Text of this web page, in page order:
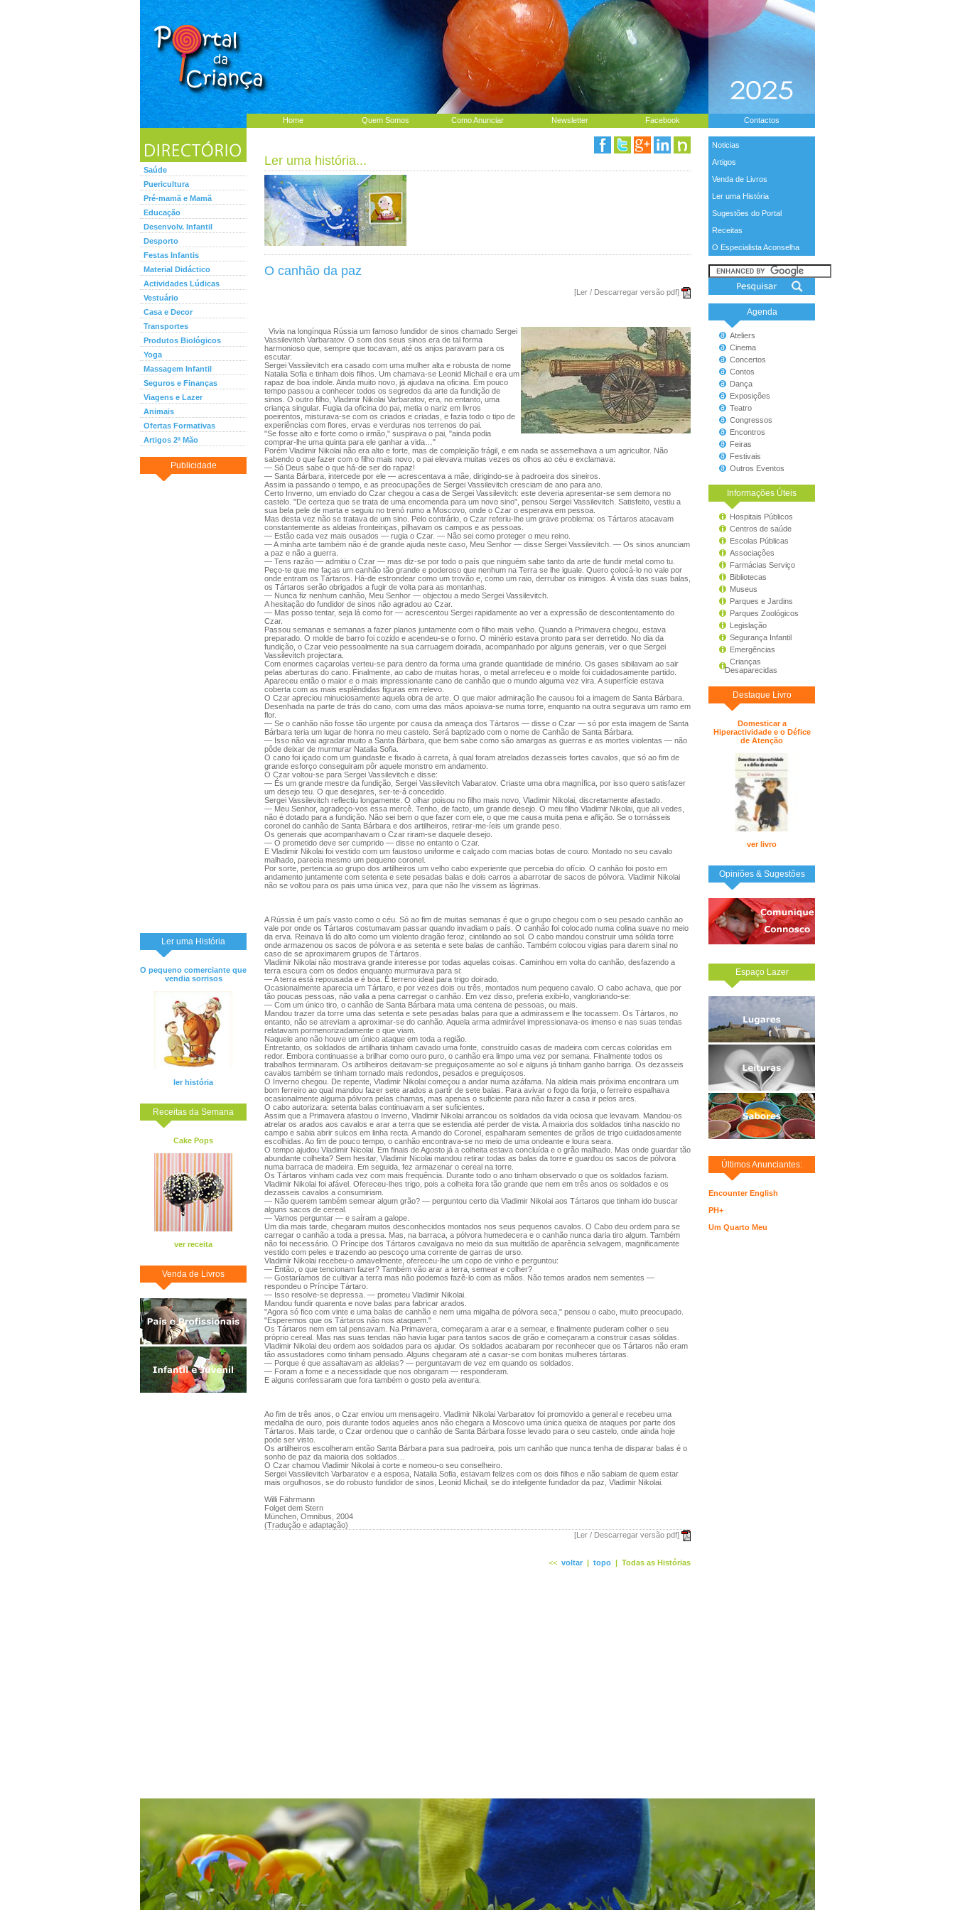
Home Quem Somos Como Anunciar Newsletter Facebook Contactos
Saúde
Puericultura
Pré-mamã e Mamã
Educação
Desenvolv. Infantil
Desporto
Festas Infantis
Material Didáctico
Actividades Lúdicas
Vestuário
Casa e Decor
Transportes
Produtos Biológicos
Yoga
Massagem Infantil
Seguros e Finanças
Viagens e Lazer
Animais
Ofertas Formativas
Artigos 2ª Mão
Publicidade
Ler uma História
O pequeno comerciante que
vendia sorrisos
ler história
Receitas da Semana
Cake Pops
ver receita
Venda de Livros
Noticias
Artigos
Venda de Livros
Ler uma História
Sugestões do Portal
Receitas
O Especialista Aconselha
Agenda
Ateliers
Cinema
Concertos
Contos
Dança
Exposições
Teatro
Congressos
Encontros
Feiras
Festivais
Outros Eventos
Informações Úteis
Hospitais Públicos
Centros de saúde
Escolas Públicas
Associações
Farmácias Serviço
Bibliotecas
Museus
Parques e Jardins
Parques Zoológicos
Legislação
Segurança Infantil
Emergências
Crianças
Desaparecidas
Destaque Livro
Domesticar a
Hiperactividade e o Défice
de Atenção
ver livro
Opiniões & Sugestões
Espaço Lazer
Últimos Anunciantes:
Encounter English
PH+
Um Quarto Meu
Ler uma história...
O canhão da paz
[Ler / Descarregar versão pdf]
Vivia na longínqua Rússia um famoso fundidor de sinos chamado Sergei
Vassilevitch Varbaratov. O som dos seus sinos era de tal forma
harmonioso que, sempre que tocavam, até os anjos paravam para os
escutar.
Sergei Vassilevitch era casado com uma mulher alta e robusta de nome
Natalia Sofia e tinham dois filhos. Um chamava-se Leonid Michail e era um
rapaz de boa índole. Ainda muito novo, já ajudava na oficina. Em pouco
tempo passou a conhecer todos os segredos da arte da fundição de
sinos. O outro filho, Vladimir Nikolai Varbaratov, era, no entanto, uma
criança singular. Fugia da oficina do pai, metia o nariz em livros
poeirentos, misturava-se com os criados e criadas, e fazia todo o tipo de
experiências com flores, ervas e verduras nos terrenos do pai.
"Se fosse alto e forte como o irmão," suspirava o pai, "ainda podia
comprar-lhe uma quinta para ele ganhar a vida…"
Porém Vladimir Nikolai não era alto e forte, mas de compleição frágil, e em nada se assemelhava a um agricultor. Não
sabendo o que fazer com o filho mais novo, o pai elevava muitas vezes os olhos ao céu e exclamava:
— Só Deus sabe o que há-de ser do rapaz!
— Santa Bárbara, intercede por ele — acrescentava a mãe, dirigindo-se à padroeira dos sineiros.
Assim ia passando o tempo, e as preocupações de Sergei Vassilevitch cresciam de ano para ano.
Certo Inverno, um enviado do Czar chegou a casa de Sergei Vassilevitch: este deveria apresentar-se sem demora no
castelo. "De certeza que se trata de uma encomenda para um novo sino", pensou Sergei Vassilevitch. Satisfeito, vestiu a
sua bela pele de marta e seguiu no trenó rumo a Moscovo, onde o Czar o esperava em pessoa.
Mas desta vez não se tratava de um sino. Pelo contrário, o Czar referiu-lhe um grave problema: os Tártaros atacavam
constantemente as aldeias fronteiriças, pilhavam os campos e as pessoas.
— Estão cada vez mais ousados — rugia o Czar. — Não sei como proteger o meu reino.
— A minha arte também não é de grande ajuda neste caso, Meu Senhor — disse Sergei Vassilevitch. — Os sinos anunciam
a paz e não a guerra.
— Tens razão — admitiu o Czar — mas diz-se por todo o país que ninguém sabe tanto da arte de fundir metal como tu.
Peço-te que me faças um canhão tão grande e poderoso que nenhum na Terra se lhe iguale. Quero colocá-lo no vale por
onde entram os Tártaros. Há-de estrondear como um trovão e, como um raio, derrubar os inimigos. À vista das suas balas,
os Tártaros serão obrigados a fugir de volta para as montanhas.
— Nunca fiz nenhum canhão, Meu Senhor — objectou a medo Sergei Vassilevitch.
A hesitação do fundidor de sinos não agradou ao Czar.
— Mas posso tentar, seja lá como for — acrescentou Sergei rapidamente ao ver a expressão de descontentamento do
Czar.
Passou semanas e semanas a fazer planos juntamente com o filho mais velho. Quando a Primavera chegou, estava
preparado. O molde de barro foi cozido e acendeu-se o forno. O minério estava pronto para ser derretido. No dia da
fundição, o Czar veio pessoalmente na sua carruagem doirada, acompanhado por alguns generais, ver o que Sergei
Vassilevitch projectara.
Com enormes caçarolas verteu-se para dentro da forma uma grande quantidade de minério. Os gases sibilavam ao sair
pelas aberturas do cano. Finalmente, ao cabo de muitas horas, o metal arrefeceu e o molde foi cuidadosamente partido.
Apareceu então o maior e o mais impressionante cano de canhão que o mundo alguma vez vira. A superfície estava
coberta com as mais esplêndidas figuras em relevo.
O Czar apreciou minuciosamente aquela obra de arte. O que maior admiração lhe causou foi a imagem de Santa Bárbara.
Desenhada na parte de trás do cano, com uma das mãos apoiava-se numa torre, enquanto na outra segurava um ramo em
flor.
— Se o canhão não fosse tão urgente por causa da ameaça dos Tártaros — disse o Czar — só por esta imagem de Santa
Bárbara teria um lugar de honra no meu castelo. Será baptizado com o nome de Canhão de Santa Bárbara.
— Isso não vai agradar muito a Santa Bárbara, que bem sabe como são amargas as guerras e as mortes violentas — não
pôde deixar de murmurar Natalia Sofia.
O cano foi içado com um guindaste e fixado à carreta, à qual foram atrelados dezasseis fortes cavalos, que só ao fim de
grande esforço conseguiram pôr aquele monstro em andamento.
O Czar voltou-se para Sergei Vassilevitch e disse:
— És um grande mestre da fundição, Sergei Vassilevitch Vabaratov. Criaste uma obra magnífica, por isso quero satisfazer
um desejo teu. O que desejares, ser-te-á concedido.
Sergei Vassilevitch reflectiu longamente. O olhar poisou no filho mais novo, Vladimir Nikolai, discretamente afastado.
— Meu Senhor, agradeço-vos essa mercê. Tenho, de facto, um grande desejo. O meu filho Vladimir Nikolai, que ali vedes,
não é dotado para a fundição. Não sei bem o que fazer com ele, o que me causa muita pena e aflição. Se o tornásseis
coronel do canhão de Santa Bárbara e dos artilheiros, retirar-me-íeis um grande peso.
Os generais que acompanhavam o Czar riram-se daquele desejo.
— O prometido deve ser cumprido — disse no entanto o Czar.
E Vladimir Nikolai foi vestido com um faustoso uniforme e calçado com macias botas de couro. Montado no seu cavalo
malhado, parecia mesmo um pequeno coronel.
Por sorte, pertencia ao grupo dos artilheiros um velho cabo experiente que percebia do ofício. O canhão foi posto em
andamento juntamente com setenta e sete pesadas balas e dois carros a abarrotar de sacos de pólvora. Vladimir Nikolai
não se voltou para os pais uma única vez, para que não lhe vissem as lágrimas.
A Rússia é um país vasto como o céu. Só ao fim de muitas semanas é que o grupo chegou com o seu pesado canhão ao
vale por onde os Tártaros costumavam passar quando invadiam o país. O canhão foi colocado numa colina suave no meio
da erva. Reinava lá do alto como um violento dragão feroz, cintilando ao sol. O cabo mandou construir uma sólida torre
onde armazenou os sacos de pólvora e as setenta e sete balas de canhão. Também colocou vigias para darem sinal no
caso de se aproximarem grupos de Tártaros.
Vladimir Nikolai não mostrava grande interesse por todas aquelas coisas. Caminhou em volta do canhão, desfazendo a
terra escura com os dedos enquanto murmurava para si:
— A terra está repousada e é boa. É terreno ideal para trigo doirado.
Ocasionalmente aparecia um Tártaro, e por vezes dois ou três, montados num pequeno cavalo. O cabo achava, que por
tão poucas pessoas, não valia a pena carregar o canhão. Em vez disso, preferia exibi-lo, vangloriando-se:
— Com um único tiro, o canhão de Santa Bárbara mata uma centena de pessoas, ou mais.
Mandou trazer da torre uma das setenta e sete pesadas balas para que a admirassem e lhe tocassem. Os Tártaros, no
entanto, não se atreviam a aproximar-se do canhão. Aquela arma admirável impressionava-os imenso e nas suas tendas
relatavam pormenorizadamente o que viam.
Naquele ano não houve um único ataque em toda a região.
Entretanto, os soldados de artilharia tinham cavado uma fonte, construído casas de madeira com cercas coloridas em
redor. Embora continuasse a brilhar como ouro puro, o canhão era limpo uma vez por semana. Finalmente todos os
trabalhos terminaram. Os artilheiros deitavam-se preguiçosamente ao sol e alguns já tinham ganho barriga. Os dezasseis
cavalos também se tinham tornado mais redondos, pesados e preguiçosos.
O Inverno chegou. De repente, Vladimir Nikolai começou a andar numa azáfama. Na aldeia mais próxima encontrara um
bom ferreiro ao qual mandou fazer sete arados a partir de sete balas. Para avivar o fogo da forja, o ferreiro espalhava
ocasionalmente alguma pólvora pelas chamas, mas apenas o suficiente para não fazer a casa ir pelos ares.
O cabo autorizara: setenta balas continuavam a ser suficientes.
Assim que a Primavera afastou o Inverno, Vladimir Nikolai arrancou os soldados da vida ociosa que levavam. Mandou-os
atrelar os arados aos cavalos e arar a terra que se estendia até perder de vista. A maioria dos soldados tinha nascido no
campo e sabia abrir sulcos em linha recta. A mando do Coronel, espalharam sementes de grãos de trigo cuidadosamente
escolhidas. Ao fim de pouco tempo, o canhão encontrava-se no meio de uma ondeante e loura seara.
O tempo ajudou Vladimir Nicolai. Em finais de Agosto já a colheita estava concluída e o grão malhado. Mas onde guardar tão
abundante colheita? Sem hesitar, Vladimir Nicolai mandou retirar todas as balas da torre e guardou os sacos de pólvora
numa barraca de madeira. Em seguida, fez armazenar o cereal na torre.
Os Tártaros vinham cada vez com mais frequência. Durante todo o ano tinham observado o que os soldados faziam.
Vladimir Nikolai foi afável. Ofereceu-lhes trigo, pois a colheita fora tão grande que nem em três anos os soldados e os
dezasseis cavalos a consumiriam.
— Não querem também semear algum grão? — perguntou certo dia Vladimir Nikolai aos Tártaros que tinham ido buscar
alguns sacos de cereal.
— Vamos perguntar — e saíram a galope.
Um dia mais tarde, chegaram muitos desconhecidos montados nos seus pequenos cavalos. O Cabo deu ordem para se
carregar o canhão a toda a pressa. Mas, na barraca, a pólvora humedecera e o canhão nunca daria tiro algum. Também
não foi necessário. O Príncipe dos Tártaros cavalgava no meio da sua multidão de aparência selvagem, magnificamente
vestido com peles e trazendo ao pescoço uma corrente de garras de urso.
Vladimir Nikolai recebeu-o amavelmente, ofereceu-lhe um copo de vinho e perguntou:
— Então, o que tencionam fazer? Também vão arar a terra, semear e colher?
— Gostaríamos de cultivar a terra mas não podemos fazê-lo com as mãos. Não temos arados nem sementes —
respondeu o Príncipe Tártaro.
— Isso resolve-se depressa. — prometeu Vladimir Nikolai.
Mandou fundir quarenta e nove balas para fabricar arados.
"Agora só fico com vinte e uma balas de canhão e nem uma migalha de pólvora seca," pensou o cabo, muito preocupado.
"Esperemos que os Tártaros não nos ataquem."
Os Tártaros nem em tal pensavam. Na Primavera, começaram a arar e a semear, e finalmente puderam colher o seu
próprio cereal. Mas nas suas tendas não havia lugar para tantos sacos de grão e começaram a construir casas sólidas.
Vladimir Nikolai deu ordem aos soldados para os ajudar. Os soldados acabaram por reconhecer que os Tártaros não eram
tão assustadores como tinham pensado. Alguns chegaram até a casar-se com bonitas mulheres tártaras.
— Porque é que assaltavam as aldeias? — perguntavam de vez em quando os soldados.
— Foram a fome e a necessidade que nos obrigaram — responderam.
E alguns confessaram que fora também o gosto pela aventura.
Ao fim de três anos, o Czar enviou um mensageiro. Vladimir Nikolai Varbaratov foi promovido a general e recebeu uma
medalha de ouro, pois durante todos aqueles anos não chegara a Moscovo uma única queixa de ataques por parte dos
Tártaros. Mais tarde, o Czar ordenou que o canhão de Santa Bárbara fosse levado para o seu castelo, onde ainda hoje
pode ser visto.
Os artilheiros escolheram então Santa Bárbara para sua padroeira, pois um canhão que nunca tenha de disparar balas é o
sonho de paz da maioria dos soldados…
O Czar chamou Vladimir Nikolai à corte e nomeou-o seu conselheiro.
Sergei Vassilevitch Varbaratov e a esposa, Natalia Sofia, estavam felizes com os dois filhos e não sabiam de quem estar
mais orgulhosos, se do robusto fundidor de sinos, Leonid Michail, se do inteligente fundador da paz, Vladimir Nikolai.
Willi Fährmann
Folget dem Stern
München, Omnibus, 2004
(Tradução e adaptação)
[Ler / Descarregar versão pdf]
<< voltar | topo | Todas as Histórias